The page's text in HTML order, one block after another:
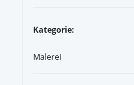
Kategorie:
Malerei